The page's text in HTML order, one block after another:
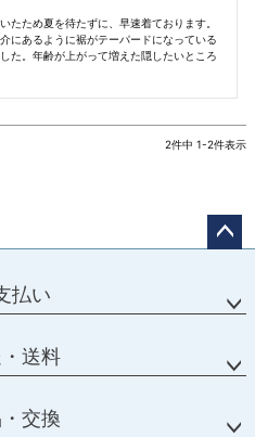
たため夏を待たずに、早速着ております。
にあるように裾がテーパードになっている
た。年齢が上がって増えた隠したいところ
2件中 1-2件表示
払い
送料
交換